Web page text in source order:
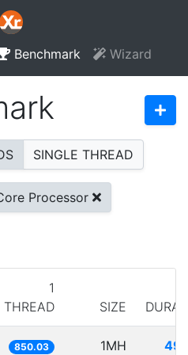
Benchmark Wizard
SINGLE THREAD
Processor
1
THREAD
SIZE
850.03 1MH